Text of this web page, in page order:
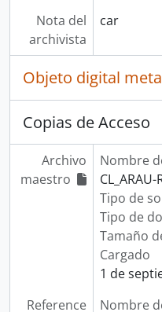
Nota del
archivista
car
Objeto digital
Copias de Acceso
Archivo
maestro
Nombre
Tipo de
Tipo de
Tamaño
Cargado
1 de
Reference
Nombre